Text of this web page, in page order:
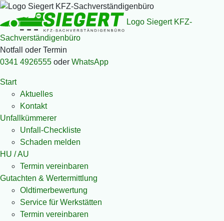
Logo Siegert KFZ-
Sachverständigenbüro
Notfall oder Termin
0341 4926555 oder WhatsApp
Start
Aktuelles
Kontakt
Unfallkümmerer
Unfall-Checkliste
Schaden melden
HU / AU
Termin vereinbaren
Gutachten & Wertermittlung
Oldtimerbewertung
Service für Werkstätten
Termin vereinbaren